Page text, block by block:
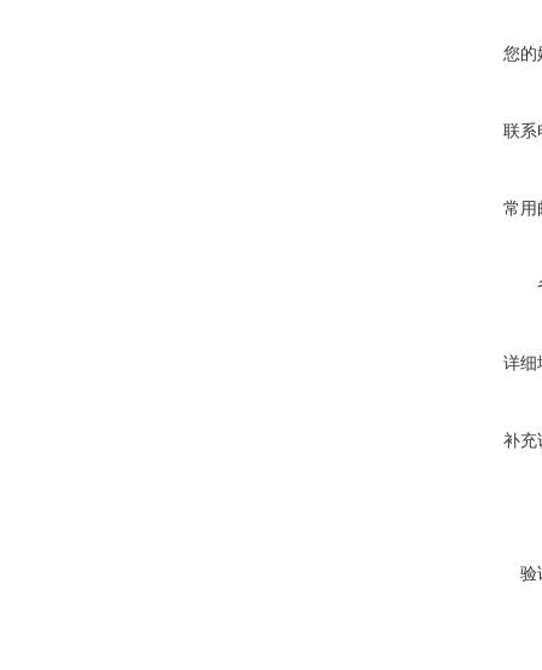
您的
联系
常用
详细
补充
验